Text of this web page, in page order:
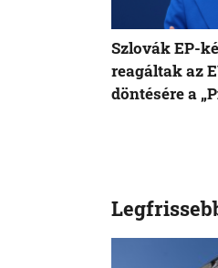
Szlovák EP-
reagáltak az
döntésére a